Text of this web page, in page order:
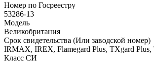
Номер по Госреестру
53286-13
Модель
Великобритания
Срок свидетельства (Или заводской номер)
IRMAX, IREX, Flamegard Plus, TXgard
Класс СИ